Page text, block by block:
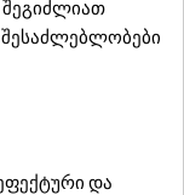
შეგიძლიათ
და